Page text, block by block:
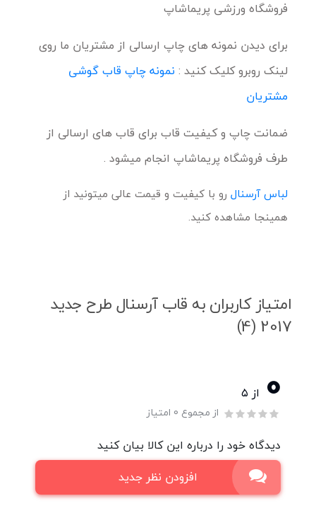
فروشگاه ورزشی پریماشاپ
برای دیدن نمونه های چاپ ارسالی از مشتریان ما روی
لینک روبرو کلیک کنید : نمونه چاپ قاب گوشی
مشتریان
ضمانت چاپ و کیفیت قاب برای قاب های ارسالی از
طرف فروشگاه پریماشاپ انجام میشود .
لباس آرسنال رو با کیفیت و قیمت عالی میتونید از
همینجا مشاهده کنید.
امتیاز کاربران به قاب آرسنال طرح جدید
2017 (4)
0 از ۵
از مجموع 0 امتیاز
دیدگاه خود را درباره این کالا بیان کنید
افزودن نظر جدید